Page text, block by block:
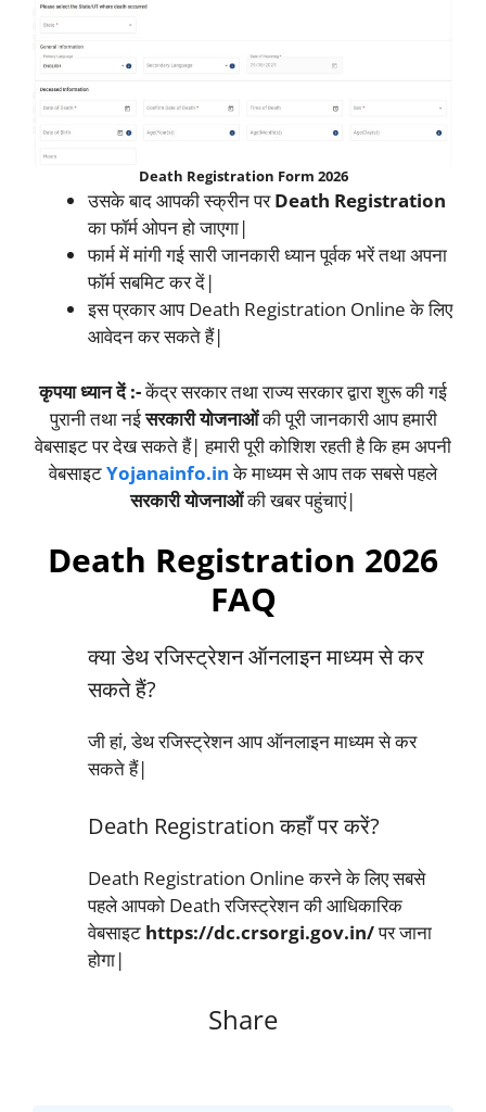
Death Registration Form 2026
उसके बाद आपकी स्क्रीन परDeath Registration
का फॉर्म ओपन हो जाएगा|
फार्म में मांगी गई सारी जानकारी ध्यान पूर्वक भरें तथा अपना
फॉर्म सबमिट कर दें|
इस प्रकार आप Death Registration Online के लिए
आवेदन कर सकते हैं|
कृपया ध्यान दें :-केंद्र सरकार तथा राज्य सरकार द्वारा शुरू की गई
पुरानी तथा नईसरकारी योजनाओंकी पूरी जानकारी आप हमारी
वेबसाइट पर देख सकते हैं| हमारी पूरी कोशिश रहती है कि हम अपनी
वेबसाइटYojanainfo.inके माध्यम से आप तक सबसे पहले
सरकारी योजनाओंकी खबर पहुंचाएं|
Death Registration 2026
FAQ
क्या डेथ रजिस्ट्रेशन ऑनलाइन माध्यम से कर
सकते हैं?
जी हां, डेथ रजिस्ट्रेशन आप ऑनलाइन माध्यम से कर
सकते हैं|
Death Registration कहाँ पर करें?
Death Registration Online करने के लिए सबसे
पहले आपको Death रजिस्ट्रेशन की आधिकारिक
वेबसाइट https://dc.crsorgi.gov.in/पर जाना
होगा|
Share